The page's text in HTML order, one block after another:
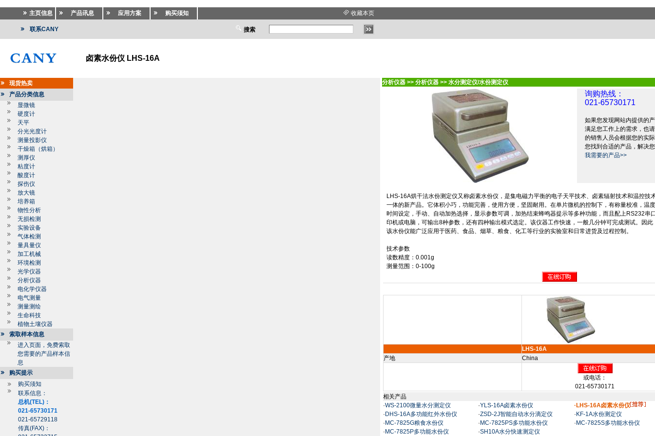
主页信息 产品讯息 应用方案 购买须知 收藏本页
联系CANY 搜索
卤素水份仪 LHS-16A
现货热卖
产品分类信息
显微镜
硬度计
天平
分光光度计
测量投影仪
干燥箱（烘箱）
测厚仪
粘度计
酸度计
探伤仪
放大镜
培养箱
物性分析
无损检测
实验设备
气体检测
量具量仪
加工机械
环境检测
光学仪器
分析仪器
电化学仪器
电气测量
测量测绘
生命科技
植物土壤仪器
索取样本信息
进入页面，免费索取
您需要的产品样本信
息
购买提示
购买须知
联系信息：
总机(TEL)：
021-65730171
021-65729118
传真(FAX)：
分析仪器 >> 分析仪器 >> 水分测定仪/水份测定仪
询购热线：
021-65730171
如果您发现网站内提供的
满足您工作上的需求，也
的销售人员会根据您的实
您找到合适的产品，解决
我需要的产品>>
LHS-16A烘干法水份测定仪又称卤素水份仪，是集电磁力平衡的电子天平技术、卤素辐射技术和温控技
一体的新产品。它体积小巧，功能完善，使用方便，坚固耐用。在单片微机的控制下，有称量校准，温
时间设定，手动、自动加热选择，显示参数可调，加热结束蜂鸣器提示等多种功能，而且配上RS232串
印机或电脑，可输出8种参数，还有四种输出模式选定。该仪器工作快速，一般几分钟可完成测试。因此
该水份仪能广泛应用于医药、食品、烟草、粮食、化工等行业的实验室和日常进货及过程控制。
技术参数
读数精度：0.001g
测量范围：0-100g
LHS-16A
产地
China
或电话：
021-65730171
相关产品
·WS-2100微量水分测定仪 ·YLS-16A卤素水份仪
·LHS-16A卤素水份仪
· DHS-16A多功能红外水份仪 ·ZSD-2J智能自动水分滴定仪 · KF-1A水份测定仪
· MC-7825G粮食水份仪 · MC-7825PS多功能水份仪 · MC-7825S多功能水份仪
· MC-7825P多功能水份仪 ·SH10A水分快速测定仪